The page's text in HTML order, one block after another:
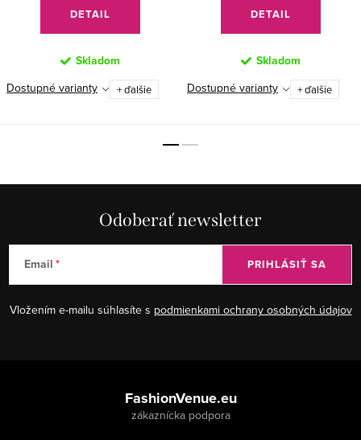
DETAIL
Skladom
Dostupné varianty + ďalšie
DETAIL
Skladom
Dostupné varianty + ďalšie
Odoberať newsletter
Email
Vložením e-mailu súhlasíte s podmienkami ochrany osobných údajov
PRIHLÁSIŤ SA
FashionVenue.eu